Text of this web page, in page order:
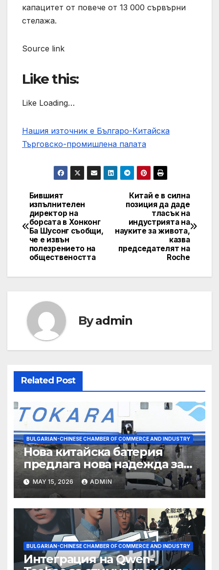
капацитет от повече от 13 000 сървърни
стелажа.
Source link
Like this:
Like Loading…
Нашия източник е Българо-Китайска
Търговско-промишлена палaта
Post
navigation
Китай е в силна
позиция да даде
тласък на
индустрията на
науките за живота,
казва
председателят на
Roche
Бившият
изпълнителен
директор на
борсата в Хонконг
Ба Шусонг съобщи,
че е извън
полезрението на
обществеността
Byadmin
Related Post
BULGARIAN-CHINESE CHAMBER OF COMMERCE AND INDUSTRY
Нова китайска батерия
предлага нова надежда за
съхранение на водород
MAY 15, 2026 ADMIN
BULGARIAN-CHINESE CHAMBER OF COMMERCE AND INDUSTRY
Интеграция на Qwen-